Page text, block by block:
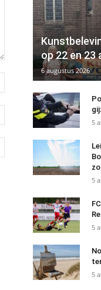
op 22 en 23
6 augustus 2026
5
5
5
5